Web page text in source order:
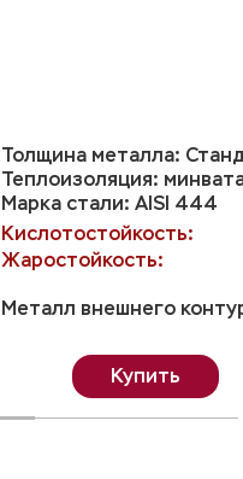
Толщина металла:
Теплоизоляция:
Марка стали: AISI 444
Кислотостойкость:
Жаростойкость:
Металл внешнего
Купить